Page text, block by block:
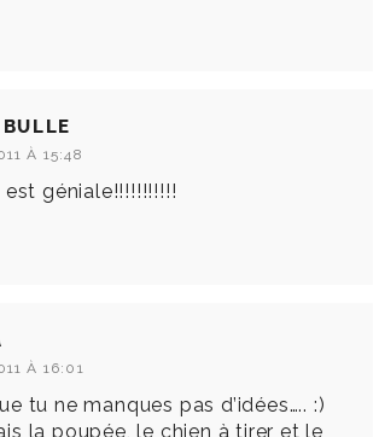
À 15:48
géniale!!!!!!!!!!!
À 16:01
tu ne manques pas d’idées….. :)
la poupée, le chien à tirer et le